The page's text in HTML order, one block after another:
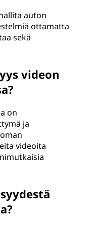
auton
ottamatta
sekä
videon
on
ja
videoita